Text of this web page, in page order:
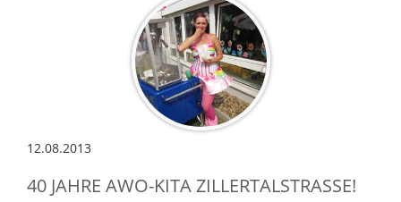
12.08.2013
40 JAHRE AWO-KITA ZILLERTALSTRASSE!